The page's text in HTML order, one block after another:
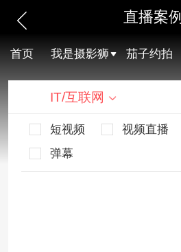
直播案例
首页 我是摄影狮 茄子约拍
IT/互联网
短视频 视频直播
弹幕